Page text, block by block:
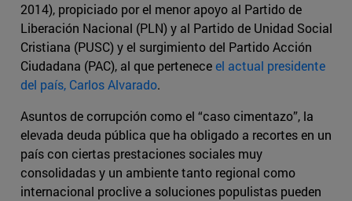
2014), propiciado por el menor apoyo al Partido de
Liberación Nacional (PLN) y al Partido de Unidad Social
Cristiana (PUSC) y el surgimiento del Partido Acción
Ciudadana (PAC), al que perteneceel actual presidente
del país, Carlos Alvarado.
Asuntos de corrupción como el “caso cimentazo”, la
elevada deuda pública que ha obligado a recortes en un
país con ciertas prestaciones sociales muy
consolidadas y un ambiente tanto regional como
internacional proclive a soluciones populistas pueden